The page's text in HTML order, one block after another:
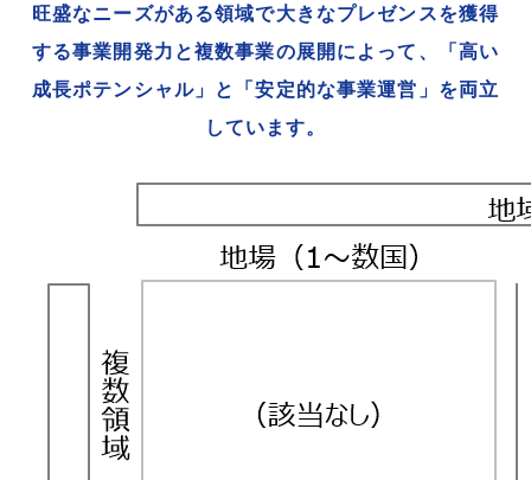
旺盛なニーズがある領域で大きなプレゼンスを獲得
する事業開発力と複数事業の展開によって、
「高い
成長ポテンシャル」と「安定的な事業運営」を両立
しています。